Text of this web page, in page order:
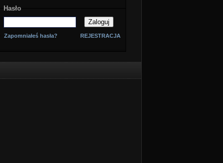
Hasło
Zapomniałeś hasła? REJESTRACJA